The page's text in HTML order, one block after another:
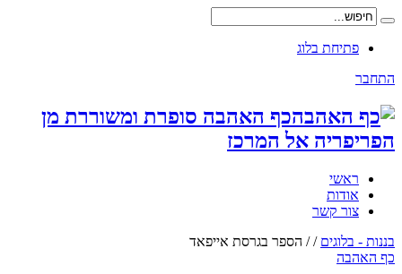
פתיחת בלוג
התחבר
כף האהבה סופרת ומשוררת מן
הפריפריה אל המרכז
ראשי
אודות
צור קשר
בננות - בלוגים /
/ הספר בגרסת אייפאד
כף האהבה